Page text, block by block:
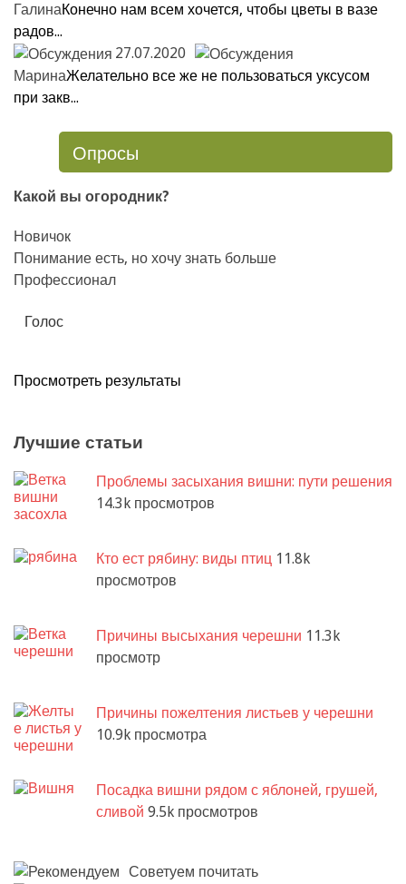
ГалинаКонечно нам всем хочется, чтобы цветы в вазе
радов...
27.07.2020
МаринаЖелательно все же не пользоваться уксусом
при закв...
Опросы
Какой вы огородник?
Новичок
Понимание есть, но хочу знать больше
Профессионал
Просмотреть результаты
Лучшие статьи
Проблемы засыхания вишни: пути решения
14.3k просмотров
Кто ест рябину: виды птиц 11.8k
просмотров
Причины высыхания черешни 11.3k
просмотр
Причины пожелтения листьев у черешни
10.9k просмотра
Посадка вишни рядом с яблоней, грушей,
сливой 9.5k просмотров
Советуем почитать